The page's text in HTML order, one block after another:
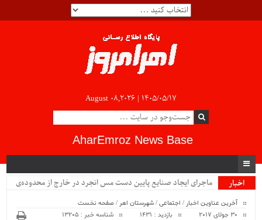
August 08,2026 | ۱۴۰۵/۰۵/۱۷
AharEmroz News Base
اخبار
ماجرای ایجاد صنایع پایین دست مس انجرد در خارج از محدوده‌ی
آخرین عناوین اخبار / اجتماعی/شهرستان اهر /صفحه نخست
بازدید : 1431 شناسه خبر : 13205